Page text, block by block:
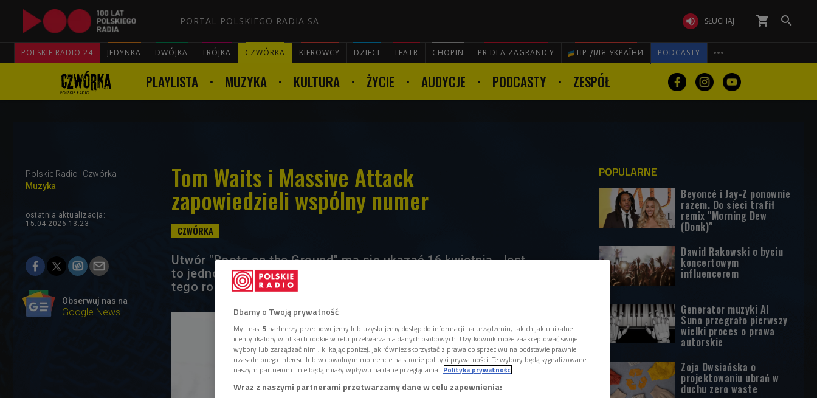
PORTAL POLSKIEGO RADIA SA  SŁUCHAJ shopping_cart 
POLSKIE RADIO 24 JEDYNKA DWÓJKA TRÓJKA CZWÓRKA KIEROWCY DZIECI TEATR CHOPIN PR DLA ZAGRANICY ПР ДЛЯ УКРАЇНИ PODCASTY 

PLAYLISTA MUZYKA KULTURA ŻYCIE AUDYCJE PODCASTY ZESPÓŁ
Polskie Radio
Czwórka
Muzyka
Tom Waits i Massive Attack
zapowiedzieli wspólny numer
ostatnia aktualizacja:
15.04.2026 13:23
Obserwuj nas na
Google News
Utwór "Boots on the Ground" ma się ukazać 16 kwietnia. Jest
to jedno z najbardziej zaskakujących spotkań muzycznych
tego roku.
POPULARNE
Beyoncé i Jay-Z ponownie
razem. Do sieci trafił
remix "Morning Dew
(Donk)"
Dawid Rakowski o byciu
koncertowym
influencerem
Generator muzyki AI
Suno przegrało pierwszy
wielki proces o prawa
autorskie
Zoja Owsiańska o
projektowaniu ubrań w
duchu zero waste
Dbamy o Twoją prywatność
My i nasi 5 partnerzy przechowujemy lub uzyskujemy dostęp do informacji na urządzeniu, takich jak unikalne
identyfikatory w plikach cookie w celu przetwarzania danych osobowych. Użytkownik może zaakceptować swoje
wybory lub zarządzać nimi, klikając poniżej, jak również skorzystać z prawa do sprzeciwu na podstawie prawnie
uzasadnionego interesu lub w dowolnym momencie na stronie polityki prywatności. Te wybory będą sygnalizowane
naszym partnerom i nie będą miały wpływu na dane przeglądania. Polityka prywatności
Wraz z naszymi partnerami przetwarzamy dane w celu zapewnienia: